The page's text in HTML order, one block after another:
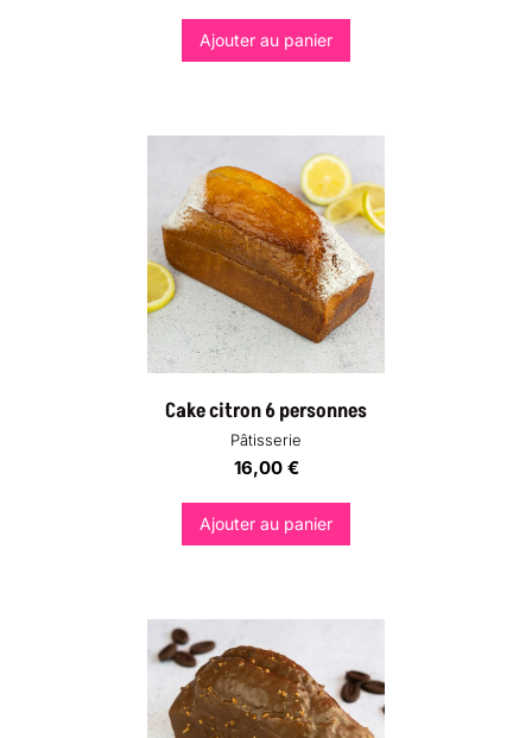
Ajouter au panier
Cake citron 6 personnes
Pâtisserie
16,00 €
Ajouter au panier